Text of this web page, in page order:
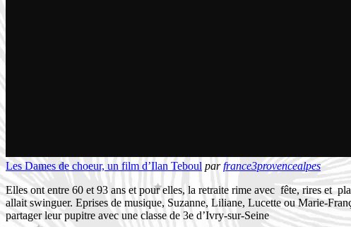
Les Dames de choeur, un film d’Ilan Teboul parfrance3provencealpes
Elles ont entre 60 et 93 ans et pour elles, la retraite rime avec fête, rires et
allait swinguer. Eprises de musique, Suzanne, Liliane, Lucette ou Marie-
partager leur pupitre avec une classe de 3e d’Ivry-sur-Seine